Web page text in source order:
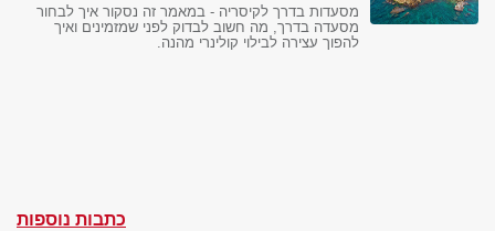
מסעדות בדרך לקיסריה - במאמר זה נסקור איך לבחור
מסעדה בדרך, מה חשוב לבדוק לפני שמזמינים ואיך
להפוך עצירה לבילוי קולינרי מהנה.
כתבות נוספות